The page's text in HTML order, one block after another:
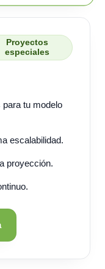
Proyectos
especiales
para tu modelo
escalabilidad.
proyección.